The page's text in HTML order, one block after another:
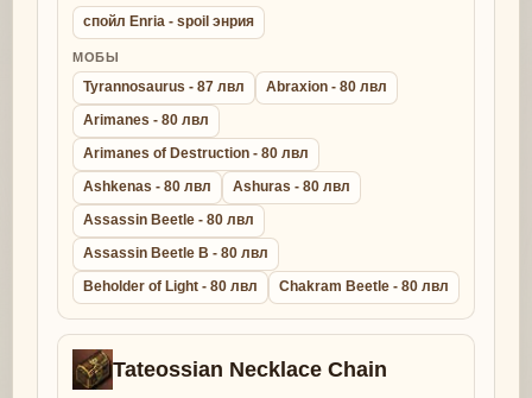
спойл Enria - spoil энрия
МОБЫ
Tyrannosaurus - 87 лвл
Abraxion - 80 лвл
Arimanes - 80 лвл
Arimanes of Destruction - 80 лвл
Ashkenas - 80 лвл
Ashuras - 80 лвл
Assassin Beetle - 80 лвл
Assassin Beetle B - 80 лвл
Beholder of Light - 80 лвл
Chakram Beetle - 80 лвл
Tateossian Necklace Chain